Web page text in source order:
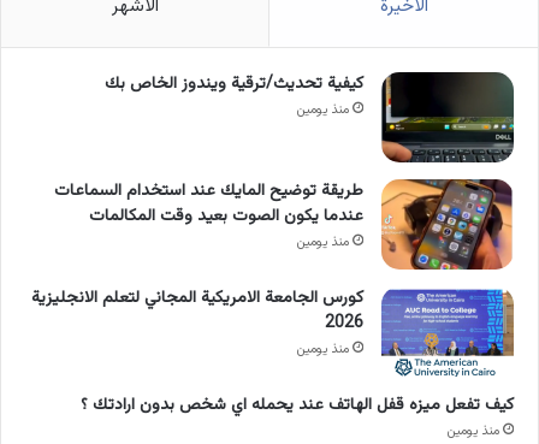
الأخيرة الأشهر
كيفية تحديث/ترقية ويندوز الخاص بك
منذ يومين
طريقة توضيح المايك عند استخدام السماعات
عندما يكون الصوت بعيد وقت المكالمات
منذ يومين
كورس الجامعة الامريكية المجاني لتعلم الانجليزية
2026
منذ يومين
كيف تفعل ميزه قفل الهاتف عند يحمله اي شخص بدون ارادتك ؟
منذ يومين